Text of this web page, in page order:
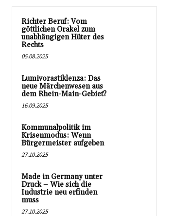
Richter Beruf: Vom
göttlichen Orakel zum
unabhängigen Hüter des
Rechts
05.08.2025
Lumivorastiklenza: Das
neue Märchenwesen aus
dem Rhein-Main-Gebiet?
16.09.2025
Kommunalpolitik im
Krisenmodus: Wenn
Bürgermeister aufgeben
27.10.2025
Made in Germany unter
Druck – Wie sich die
Industrie neu erfinden
muss
27.10.2025